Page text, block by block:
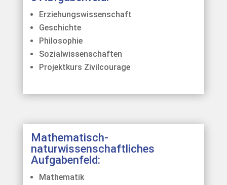
Erziehungswissenschaft
Geschichte
Philosophie
Sozialwissenschaften
Projektkurs Zivilcourage
Mathematisch-
naturwissenschaftliches
Aufgabenfeld:
Mathematik